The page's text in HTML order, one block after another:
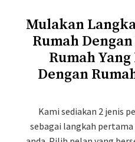
Mulakan
Rumah
Rumah
Dengan
Kami sediakan 2 jenis
sebagai langkah